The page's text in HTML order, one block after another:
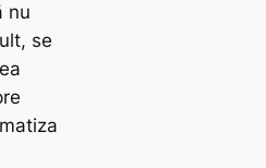
nu
se